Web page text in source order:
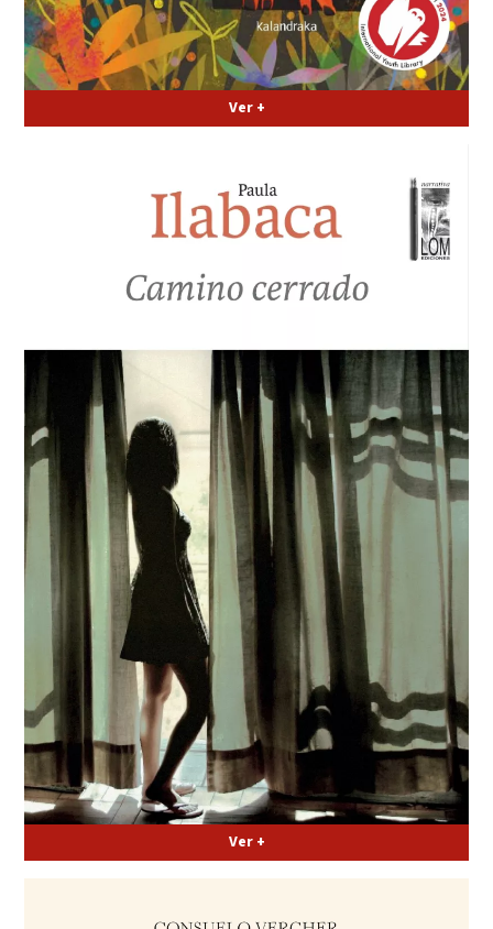
Ver +
Ver +